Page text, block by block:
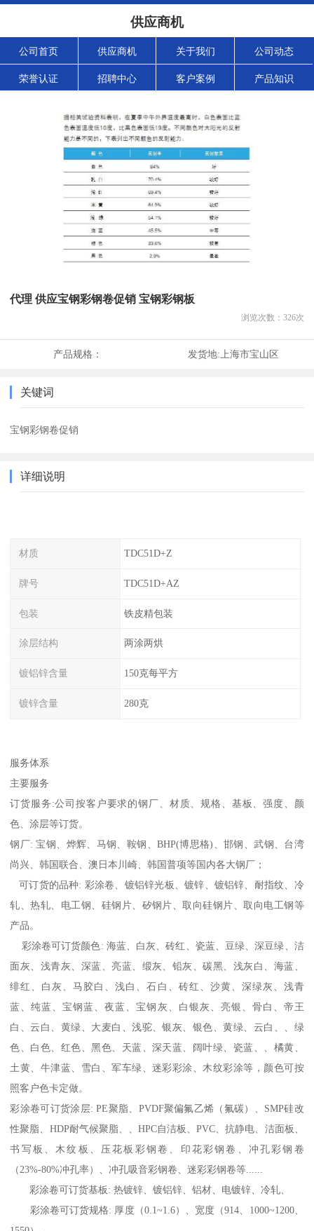
供应商机
公司首页 供应商机 关于我们 公司动态
荣誉认证 招聘中心 客户案例 产品知识
代理 供应宝钢彩钢卷促销 宝钢彩钢板
浏览次数： 326次
产品规格： 发货地: 上海市宝山区
关键词
宝钢彩钢卷促销
详细说明
材质 TDC51D+Z
牌号 TDC51D+AZ
包装 铁皮精包装
涂层结构 两涂两烘
镀铝锌含量 150克每平方
镀锌含量 280克
服务体系
主要服务
订货服务:公司按客户要求的钢厂、材质、规格、基板、强度、颜
色、涂层等订货。
钢厂: 宝钢、烨辉、马钢、鞍钢、BHP(博思格)、邯钢、武钢、台湾
尚兴、韩国联合、澳日本川崎、韩国普项等国内各大钢厂；
可订货的品种: 彩涂卷、镀铝锌光板、镀锌、镀铝锌、耐指纹、冷
轧、热轧、电工钢、硅钢片、矽钢片、取向硅钢片、取向电工钢等
产品。
彩涂卷可订货颜色: 海蓝、白灰、砖红、瓷蓝、豆绿、深豆绿、洁
面灰、浅青灰、深蓝、亮蓝、缎灰、铅灰、碳黑、浅灰白、海蓝、
绯红、白灰、马胶白、浅白、石白、砖红、沙黄、深绿灰、浅青
蓝、纯蓝、宝钢蓝、夜蓝、宝钢灰、白银灰、亮银、骨白、帝王
白、云白、黄绿、大麦白、浅驼、银灰、银色、黄绿、云白、、绿
色、白色、红色、黑色、天蓝、深天蓝、阔叶绿、瓷蓝、、橘黄、
土黄、牛津蓝、雪白、军车绿、迷彩彩涂、木纹彩涂等，颜色可按
照客户色卡定做。
彩涂卷可订货涂层: PE聚脂、PVDF聚偏氟乙烯（氟碳）、SMP硅改
性聚脂、HDP耐气候聚脂、、HPC自洁板、PVC、抗静电、洁面板、
书写板、木纹板、压花板彩钢卷、印花彩钢卷、冲孔彩钢卷
（23%-80%冲孔率）、冲孔吸音彩钢卷、迷彩彩钢卷等......
彩涂卷可订货基板: 热镀锌、镀铝锌、铝材、电镀锌、冷轧、
彩涂卷可订货规格: 厚度（0.1~1.6）、宽度（914、1000~1200、